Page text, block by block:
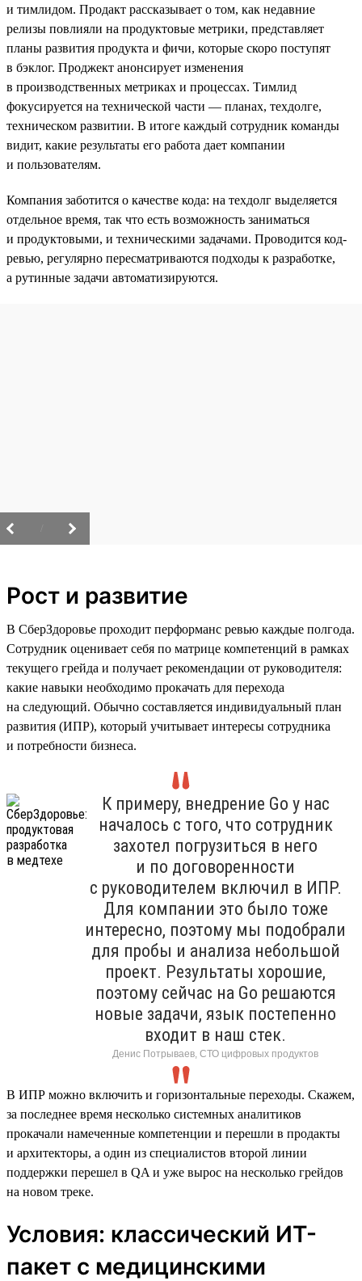
и тимлидом. Продакт рассказывает о том, как недавние
релизы повлияли на продуктовые метрики, представляет
планы развития продукта и фичи, которые скоро поступят
в бэклог. Проджект анонсирует изменения
в производственных метриках и процессах. Тимлид
фокусируется на технической части — планах, техдолге,
техническом развитии. В итоге каждый сотрудник команды
видит, какие результаты его работа дает компании
и пользователям.
Компания заботится о качестве кода: на техдолг выделяется
отдельное время, так что есть возможность заниматься
и продуктовыми, и техническими задачами. Проводится код-
ревью, регулярно пересматриваются подходы к разработке,
а рутинные задачи автоматизируются.
Рост и развитие
В СберЗдоровье проходит перформанс ревью каждые полгода.
Сотрудник оценивает себя по матрице компетенций в рамках
текущего грейда и получает рекомендации от руководителя:
какие навыки необходимо прокачать для перехода
на следующий. Обычно составляется индивидуальный план
развития (ИПР), который учитывает интересы сотрудника
и потребности бизнеса.
К примеру, внедрение Go у нас
началось с того, что сотрудник
захотел погрузиться в него
и по договоренности
с руководителем включил в ИПР.
Для компании это было тоже
интересно, поэтому мы подобрали
для пробы и анализа небольшой
проект. Результаты хорошие,
поэтому сейчас на Go решаются
новые задачи, язык постепенно
входит в наш стек.
Денис Потрываев, СТО цифровых продуктов
В ИПР можно включить и горизонтальные переходы. Скажем,
за последнее время несколько системных аналитиков
прокачали намеченные компетенции и перешли в продакты
и архитекторы, а один из специалистов второй линии
поддержки перешел в QA и уже вырос на несколько грейдов
на новом треке.
Условия: классический ИТ-
пакет с медицинскими